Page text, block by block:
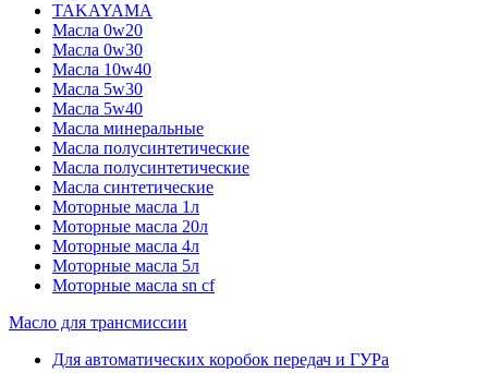
TAKAYAMA
Масла 0w20
Масла 0w30
Масла 10w40
Масла 5w30
Масла 5w40
Масла минеральные
Масла полусинтетические
Масла полусинтетические
Масла синтетические
Моторные масла 1л
Моторные масла 20л
Моторные масла 4л
Моторные масла 5л
Моторные масла sn cf
Масло для трансмиссии
Для автоматических коробок передач и ГУРа